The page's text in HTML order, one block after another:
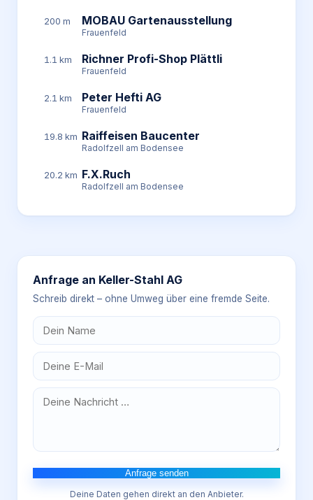
200 m MOBAU Gartenausstellung
Frauenfeld
1.1 km Richner Profi-Shop Plättli
Frauenfeld
2.1 km Peter Hefti AG
Frauenfeld
19.8 km Raiffeisen Baucenter
Radolfzell am Bodensee
20.2 km F.X.Ruch
Radolfzell am Bodensee
Anfrage an Keller-Stahl AG
Schreib direkt – ohne Umweg über eine fremde Seite.
Anfrage senden
Deine Daten gehen direkt an den Anbieter.